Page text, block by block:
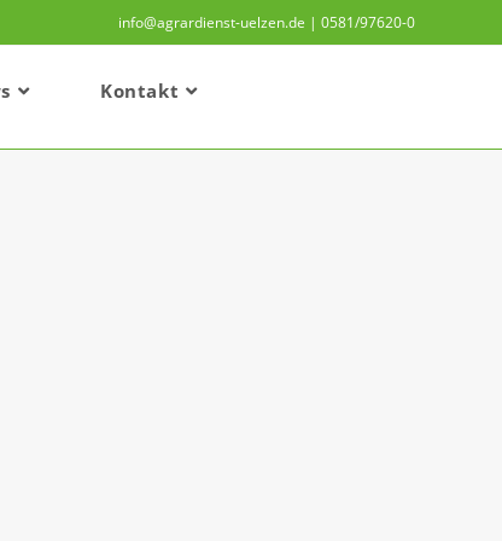
info@agrardienst-uelzen.de | 0581/97620-0
Kontakt